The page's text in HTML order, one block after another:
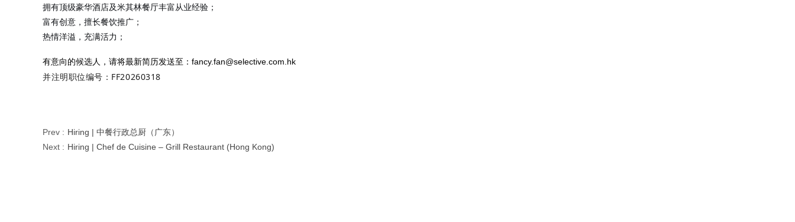
拥有顶级豪华酒店及米其林餐厅丰富从业经验；
富有创意，擅长餐饮推广；
热情洋溢，充满活力；
有意向的候选人，请将最新简历发送至： fancy.fan@selective.com.hk
并注明职位编号：FF20260318
Prev : Hiring | 中餐行政总厨（广东）
Next : Hiring | Chef de Cuisine – Grill Restaurant (Hong Kong)